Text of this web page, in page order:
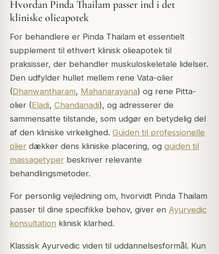
Hvordan Pinda Thailam passer ind i det
kliniske olieapotek
For behandlere er Pinda Thailam et essentielt
supplement til ethvert klinisk olieapotek til
praksisser, der behandler muskuloskeletale lidelser.
Den udfylder hullet mellem rene Vata-olier
(Dhanwantharam, Mahanarayana) og rene Pitta-
olier (Eladi, Chandanadi), og adresserer de
sammensatte tilstande, som udgør en betydelig del
af den kliniske virkelighed. Guiden til professionelle
olier dækker dens kliniske placering, og guiden til
massagetyper beskriver relevante
behandlingsmetoder.
For personlig vejledning om, hvorvidt Pinda Thailam
passer til dine specifikke behov, giver en Ayurvedic
konsultation klinisk klarhed.
Klassisk Ayurvedic viden til uddannelsesformål. Kun